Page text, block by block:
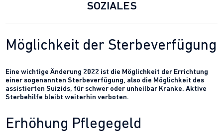
SOZIALES
Möglichkeit der Sterbeverfügung
Eine wichtige Änderung 2022 ist die Möglichkeit der Errichtung
einer sogenannten Sterbeverfügung, also die Möglichkeit des
assistierten Suizids, für schwer oder unheilbar Kranke. Aktive
Sterbehilfe bleibt weiterhin verboten.
Erhöhung Pflegegeld